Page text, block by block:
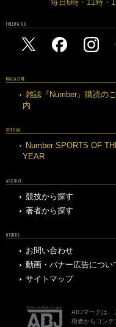
毎日6時・11時・
FOLLOW US
MAGAZINE
雑誌『Number』購読の
内
SPECIAL
Number SPORTS OF
YEAR
ARCHIVE
競技から探す
著者から探す
OTHERS
お問い合わせ
動画・バナー広告につい
サイトマップ
ABJマークは、
権者からコンテ